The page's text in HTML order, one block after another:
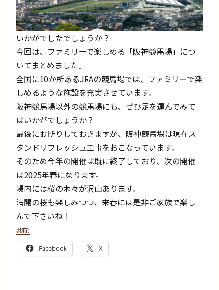
いかがでしたでしょうか？
今回は、ファミリーで楽しめる「阪神競馬場」につ
いてまとめました。
全国に10か所あるJRAの競馬場では、ファミリーで楽
しめるような施設を充実させています。
阪神競馬場以外の競馬場にも、ぜひ足を運んでみて
はいかがでしょうか？
最後にお断りしておきますが、阪神競馬場は現在ス
タンドリフレッシュ工事をおこなっています。
そのため今年の開催は既に終了しており、次の開催
は2025年春になります。
場内には桜の木々が沢山あります。
満開の桜も楽しみつつ、来春には是非ご家族で楽し
んで下さいね！
共有:
Facebook X